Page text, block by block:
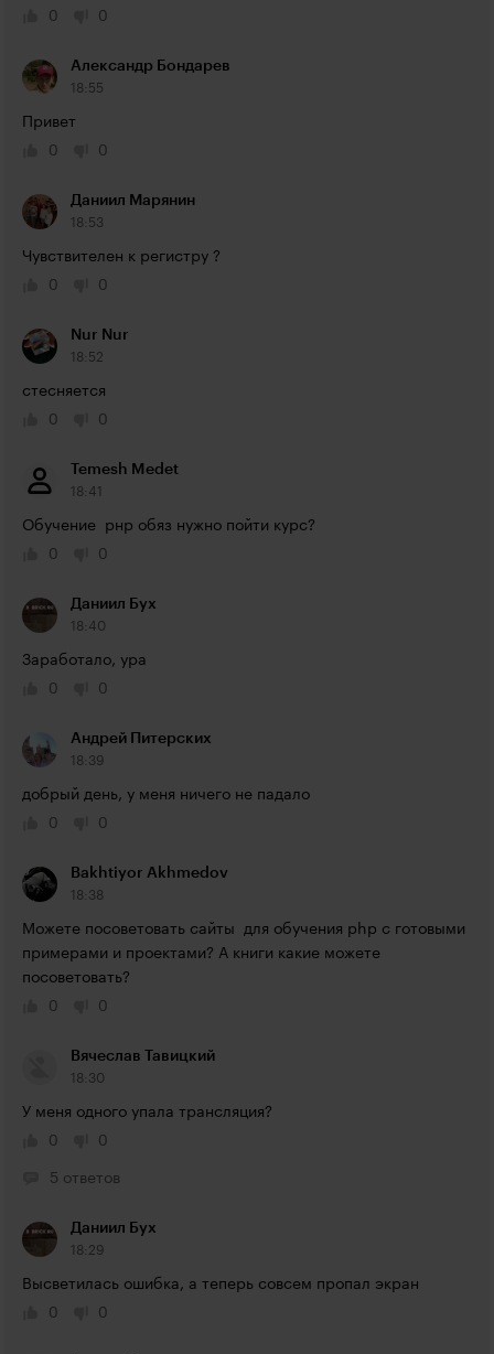
0 0
Александр Бондарев
18:55
Привет
0
0
Даниил Марянин
18:53
Чувствителен к регистру ?
0
0
Nur Nur
18:52
стесняется
0
0
Temesh Medet
18:41
Обучение  рнр обяз нужно пойти курс?
0
0
Даниил Бух
18:40
Заработало, ура
0
0
Андрей Питерских
18:39
добрый день, у меня ничего не падало
0
0
Bakhtiyor Akhmedov
18:38
Можете посоветовать сайты  для обучения php с готовыми
примерами и проектами? А книги какие можете
посоветовать?
0
0
Вячеслав Тавицкий
18:30
У меня одного упала трансляция?
0
0
5 ответов
Даниил Бух
18:29
Высветилась ошибка, а теперь совсем пропал экран
0
0